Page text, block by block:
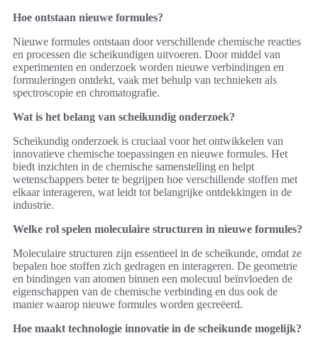
Hoe ontstaan nieuwe formules?
Nieuwe formules ontstaan door verschillende chemische reacties
en processen die scheikundigen uitvoeren. Door middel van
experimenten en onderzoek worden nieuwe verbindingen en
formuleringen ontdekt, vaak met behulp van technieken als
spectroscopie en chromatografie.
Wat is het belang van scheikundig onderzoek?
Scheikundig onderzoek is cruciaal voor het ontwikkelen van
innovatieve chemische toepassingen en nieuwe formules. Het
biedt inzichten in de chemische samenstelling en helpt
wetenschappers beter te begrijpen hoe verschillende stoffen met
elkaar interageren, wat leidt tot belangrijke ontdekkingen in de
industrie.
Welke rol spelen moleculaire structuren in nieuwe formules?
Moleculaire structuren zijn essentieel in de scheikunde, omdat ze
bepalen hoe stoffen zich gedragen en interageren. De geometrie
en bindingen van atomen binnen een molecuul beïnvloeden de
eigenschappen van de chemische verbinding en dus ook de
manier waarop nieuwe formules worden gecreëerd.
Hoe maakt technologie innovatie in de scheikunde mogelijk?